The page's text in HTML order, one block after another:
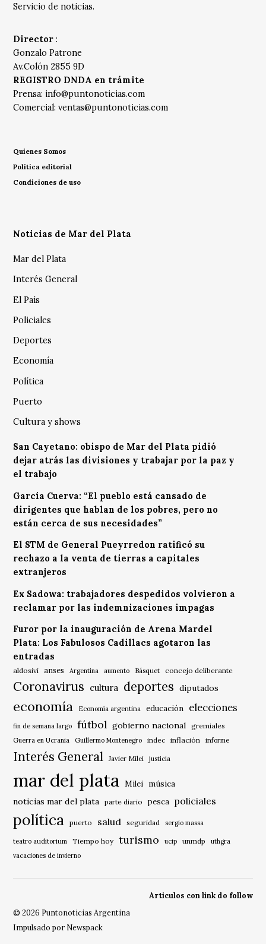
Servicio de noticias.
Director :
Gonzalo Patrone
Av.Colón 2855 9D
REGISTRO DNDA en trámite
Prensa: info@puntonoticias.com
Comercial:ventas@puntonoticias.com
Quienes Somos
Política editorial
Condiciones de uso
Noticias de Mar del Plata
Mar del Plata
Interés General
El País
Policiales
Deportes
Economía
Política
Puerto
Cultura y shows
San Cayetano: obispo de Mar del Plata pidió
dejar atrás las divisiones y trabajar por la paz y
el trabajo
García Cuerva: “El pueblo está cansado de
dirigentes que hablan de los pobres, pero no
están cerca de sus necesidades”
El STM de General Pueyrredon ratificó su
rechazo a la venta de tierras a capitales
extranjeros
Ex Sadowa: trabajadores despedidos volvieron a
reclamar por las indemnizaciones impagas
Furor por la inauguración de Arena Mardel
Plata: Los Fabulosos Cadillacs agotaron las
entradas
aldosivi anses Argentina aumento Básquet concejo deliberante
Coronavirus cultura deportes diputados
economía Economía argentina educación elecciones
fin de semana largo fútbol gobierno nacional gremiales
Guerra en Ucrania Guillermo Montenegro indec inflación informe
Interés General Javier Milei justicia
mar del plata Milei música
noticias mar del plata
parte diario pesca policiales
política puerto salud seguridad sergio massa
teatro auditorium Tiempo hoy turismo ucip unmdp
uthgra
vacaciones de invierno
Articulos con link do follow
© 2026 Puntonoticias Argentina
Impulsado por Newspack